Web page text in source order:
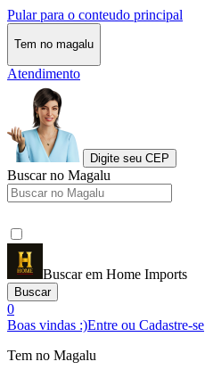
Pular para o conteudo principal
Tem no magalu
Atendimento
Digite seu CEP
Buscar no Magalu
Buscar em Home Imports
Buscar
0
Boas vindas :)Entre ou Cadastre-se
Tem no Magalu